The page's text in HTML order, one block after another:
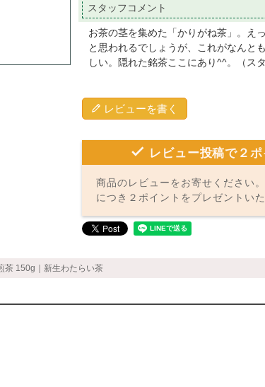
スタッフコメント
お茶の茎を集めた「かりがね茶」。え
と思われるでしょうが、これがなんと
しい。隠れた銘茶ここにあり^^。（スタ
レビューを書く
レビュー投稿で２ポ
商品のレビューをお寄せください
につき２ポイントをプレゼントいた
茶 150g｜新生わたらい茶